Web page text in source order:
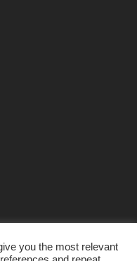
you the most relevant